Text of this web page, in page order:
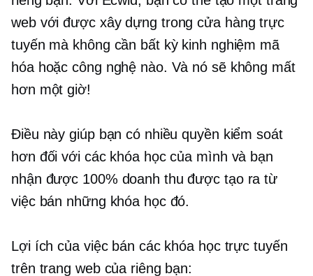
web vớiđược xây dựng trong cửa hàng trực
tuyến mà không cần bất kỳ kinh nghiệm mã
hóa hoặc công nghệ nào. Và nó sẽ không mất
hơn một giờ!
Điều này giúp bạn có nhiều quyền kiểm soát
hơn đối với các khóa học của mình và bạn
nhận được 100% doanh thu được tạo ra từ
việc bán những khóa học đó.
Lợi ích của việc bán các khóa học trực tuyến
trên trang web của riêng bạn: